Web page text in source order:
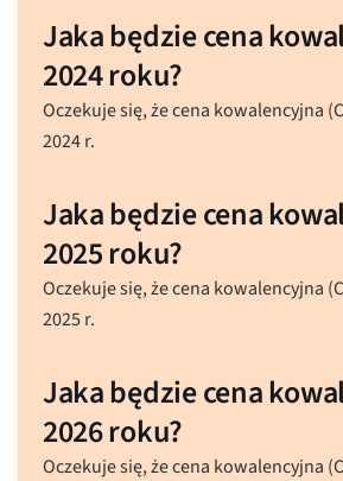
Jaka będzie cena
2024 roku?
Oczekuje się, że cena kowalencyjna
2024 r.
Jaka będzie cena
2025 roku?
Oczekuje się, że cena kowalencyjna
2025 r.
Jaka będzie cena
2026 roku?
Oczekuje się, że cena kowalencyjna